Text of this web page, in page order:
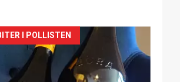
I POLLISTEN